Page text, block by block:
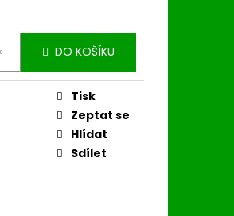
DO KOŠÍKU
Tisk
Zeptat se
Hlídat
Sdílet